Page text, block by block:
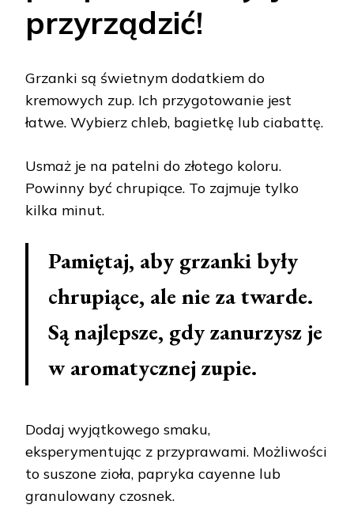
przyrządzić!
Grzanki są świetnym dodatkiem do
kremowych zup. Ich przygotowanie jest
łatwe. Wybierz chleb, bagietkę lub ciabattę.
Usmaż je na patelni do złotego koloru.
Powinny być chrupiące. To zajmuje tylko
kilka minut.
Pamiętaj, aby grzanki były
chrupiące, ale nie za twarde.
Są najlepsze, gdy zanurzysz je
w aromatycznej zupie.
Dodaj wyjątkowego smaku,
eksperymentując z przyprawami. Możliwości
to suszone zioła, papryka cayenne lub
granulowany czosnek.